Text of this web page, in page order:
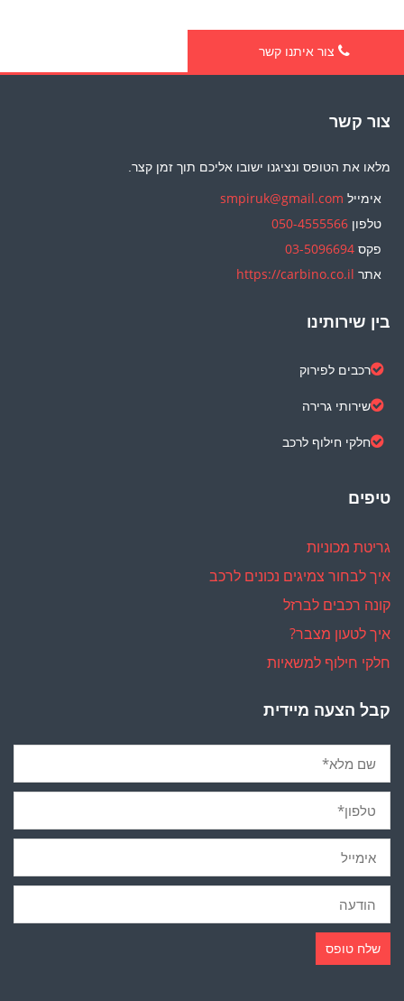
צור איתנו קשר
צור קשר
מלאו את הטופס ונציגנו ישובו אליכם תוך זמן קצר.
אימייל smpiruk@gmail.com
טלפון 050-4555566
פקס 03-5096694
אתר https://carbino.co.il
בין שירותינו
רכבים לפירוק
שירותי גרירה
חלקי חילוף לרכב
טיפים
גריטת מכוניות
איך לבחור צמיגים נכונים לרכב
קונה רכבים לברזל
איך לטעון מצבר?
חלקי חילוף למשאיות
קבל הצעה מיידית